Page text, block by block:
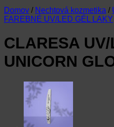
Domov / Nechtová kozmetika /
FAREBNÉ UV/LED GÉL LAKY
CLARESA
UNICORN